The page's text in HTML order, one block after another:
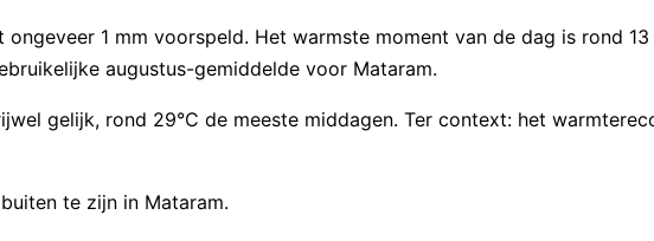
ongeveer 1 mm voorspeld. Het warmste moment van de dag is rond
augustus-gemiddelde voor Mataram.
gelijk, rond 29°C de meeste middagen. Ter context: het
te zijn in Mataram.